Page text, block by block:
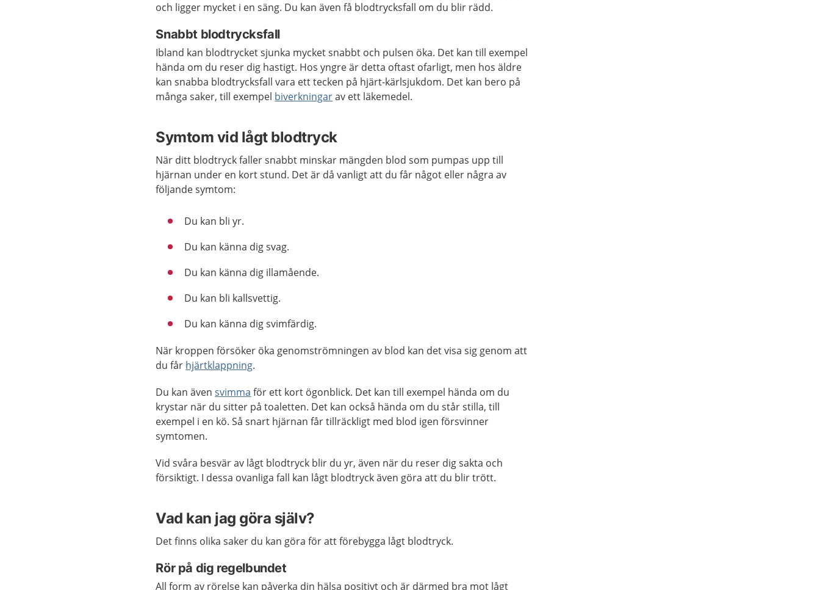
och ligger mycket i en säng. Du kan även få blodtrycksfall om du blir rädd.
Snabbt blodtrycksfall
Ibland kan blodtrycket sjunka mycket snabbt och pulsen öka. Det kan till exempel
hända om du reser dig hastigt. Hos yngre är detta oftast ofarligt, men hos äldre
kan snabba blodtrycksfall vara ett tecken på hjärt-kärlsjukdom. Det kan bero på
många saker, till exempel biverkningarav ett läkemedel.
Symtom vid lågt blodtryck
När ditt blodtryck faller snabbt minskar mängden blod som pumpas upp till
hjärnan under en kort stund. Det är då vanligt att du får något eller några av
följande symtom:
Du kan bli yr.
Du kan känna dig svag.
Du kan känna dig illamående.
Du kan bli kallsvettig.
Du kan känna dig svimfärdig.
När kroppen försöker öka genomströmningen av blod kan det visa sig genom att
du får hjärtklappning.
Du kan ävensvimma för ett kort ögonblick. Det kan till exempel hända om du
krystar när du sitter på toaletten. Det kan också hända om du står stilla, till
exempel i en kö. Så snart hjärnan får tillräckligt med blod igen försvinner
symtomen.
Vid svåra besvär av lågt blodtryck blir du yr, även när du reser dig sakta och
försiktigt. I dessa ovanliga fall kan lågt blodtryck även göra att du blir trött.
Vad kan jag göra själv?
Det finns olika saker du kan göra för att förebygga lågt blodtryck.
Rör på dig regelbundet
All form av rörelse kan påverka din hälsa positivt och är därmed bra mot lågt